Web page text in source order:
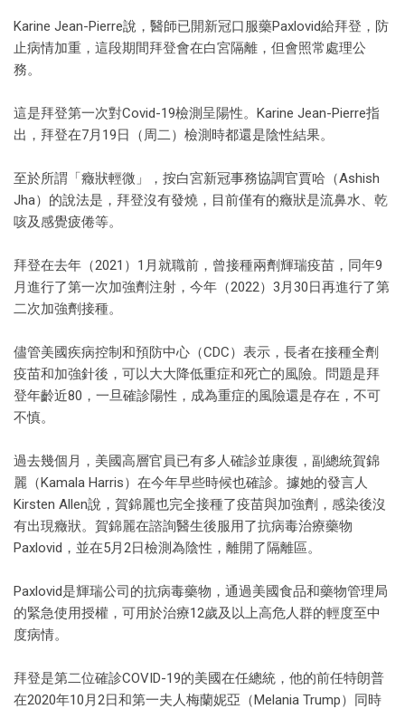
Karine Jean-Pierre說，醫師已開新冠口服藥Paxlovid給拜登，防
止病情加重，這段期間拜登會在白宮隔離，但會照常處理公
務。
這是拜登第一次對Covid-19檢測呈陽性。Karine Jean-Pierre指
出，拜登在7月19日（周二）檢測時都還是陰性結果。
至於所謂「癥狀輕微」，按白宮新冠事務協調官賈哈（Ashish
Jha）的說法是，拜登沒有發燒，目前僅有的癥狀是流鼻水、乾
咳及感覺疲倦等。
拜登在去年（2021）1月就職前，曾接種兩劑輝瑞疫苗，同年9
月進行了第一次加強劑注射，今年（2022）3月30日再進行了第
二次加強劑接種。
儘管美國疾病控制和預防中心（CDC）表示，長者在接種全劑
疫苗和加強針後，可以大大降低重症和死亡的風險。問題是拜
登年齡近80，一旦確診陽性，成為重症的風險還是存在，不可
不慎。
過去幾個月，美國高層官員已有多人確診並康復，副總統賀錦
麗（Kamala Harris）在今年早些時候也確診。據她的發言人
Kirsten Allen說，賀錦麗也完全接種了疫苗與加強劑，感染後沒
有出現癥狀。賀錦麗在諮詢醫生後服用了抗病毒治療藥物
Paxlovid，並在5月2日檢測為陰性，離開了隔離區。
Paxlovid是輝瑞公司的抗病毒藥物，通過美國食品和藥物管理局
的緊急使用授權，可用於治療12歲及以上高危人群的輕度至中
度病情。
拜登是第二位確診COVID-19的美國在任總統，他的前任特朗普
在2020年10月2日和第一夫人梅蘭妮亞（Melania Trump）同時